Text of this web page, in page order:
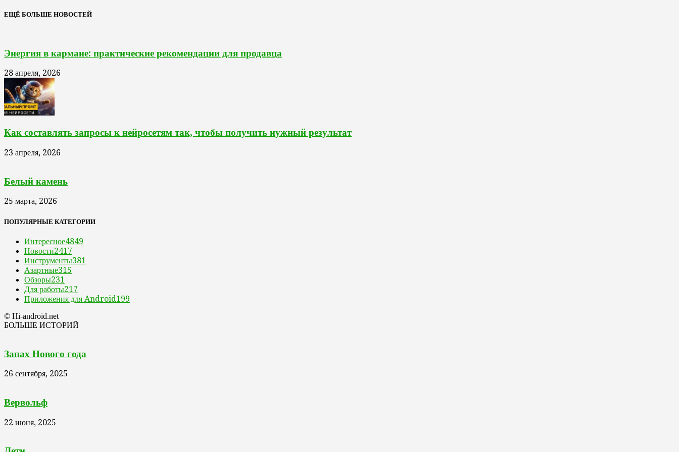
ЕЩЁ БОЛЬШЕ НОВОСТЕЙ
Энергия в кармане: практические рекомендации для продавца
28 апреля, 2026
Как составлять запросы к нейросетям так, чтобы получить нужный результат
23 апреля, 2026
Белый камень
25 марта, 2026
ПОПУЛЯРНЫЕ КАТЕГОРИИ
Интересное4849
Новости2417
Инструменты381
Азартные315
Обзоры231
Для работы217
Приложения для Android199
© Hi-android.net
БОЛЬШЕ ИСТОРИЙ
Запах Нового года
26 сентября, 2025
Вервольф
22 июня, 2025